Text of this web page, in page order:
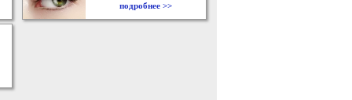
подробнее >>